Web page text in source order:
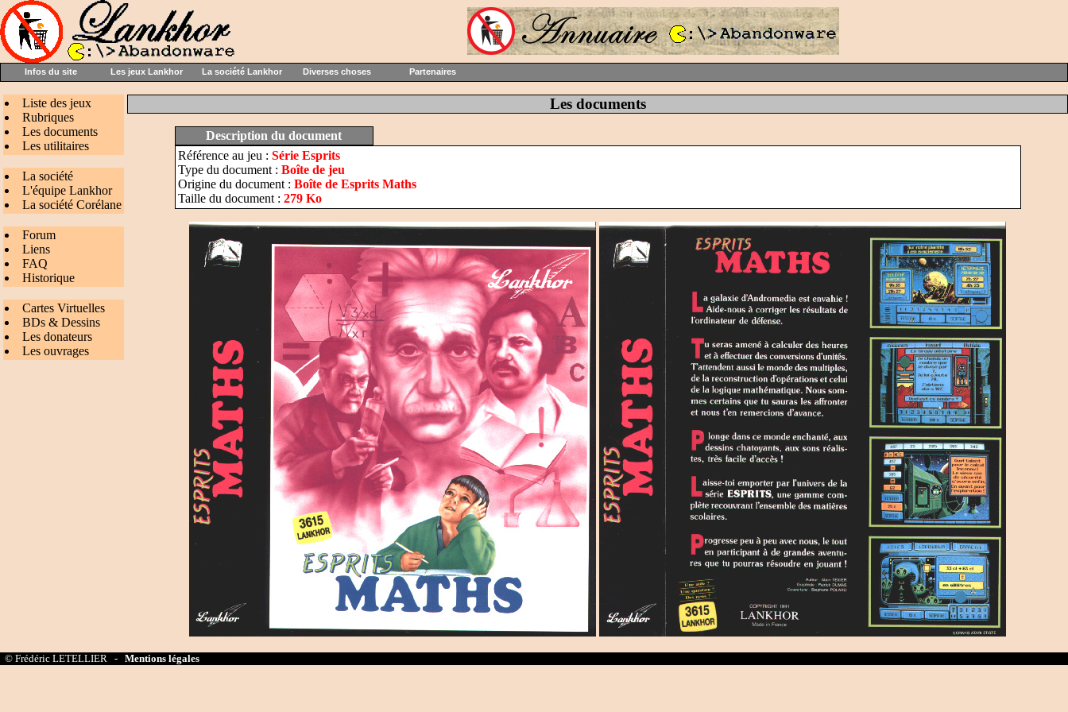
Infos du site Les jeux Lankhor La société Lankhor Diverses choses Partenaires
Liste des jeux
Rubriques
Les documents
Les utilitaires
La société
L'équipe Lankhor
La société Corélane
Forum
Liens
FAQ
Historique
Cartes Virtuelles
BDs & Dessins
Les donateurs
Les ouvrages
Les documents
Description du document
Référence au jeu : Série Esprits
Type du document : Boîte de jeu
Origine du document : Boîte de Esprits Maths
Taille du document : 279 Ko
© Frédéric LETELLIER - Mentions légales